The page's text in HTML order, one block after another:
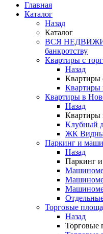
Главная
Каталог
Назад
Каталог
ВСЯ
банкротству
Квартиры с
Назад
Квартиры
Квартиры
Квартиры в
Назад
Квартиры
Клубный
ЖК
Паркинг и
Назад
Паркинг
Торговые
Назад
Торговые